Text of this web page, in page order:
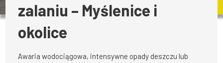
zalaniu – Myślenice i
okolice
Awaria wodociągowa, intensywne opady deszczu lub